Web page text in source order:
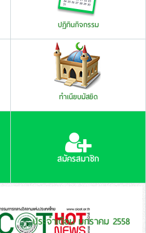
ปฏิทินกิจกรรม
ทำเนียบมัสยิด
สมัครสมาชิก
ประจำเดือน มกราคม 2558